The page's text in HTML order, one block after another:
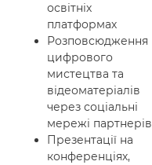
освітніх
платформах
Розповсюдження
цифрового
мистецтва та
відеоматеріалів
через соціальні
мережі партнерів
Презентації на
конференціях,